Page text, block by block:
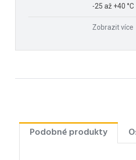
-25 až +40 °C
Zobrazit více
Podobné produkty